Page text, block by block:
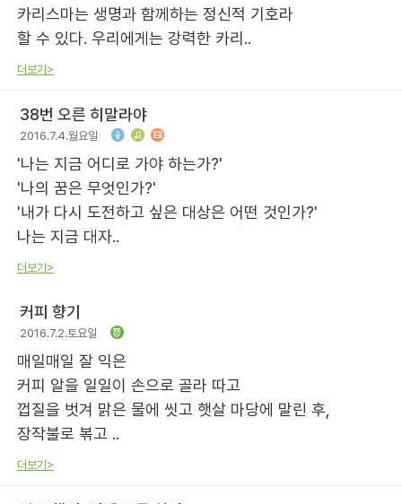
카리스마는 생명과 함께하는 정신적 기호라
할 수 있다. 우리에게는 강력한 카리..
더보기>
38번 오른 히말라야
2016.7.4.월요일
'나는 지금 어디로 가야 하는가?'
'나의 꿈은 무엇인가?'
'내가 다시 도전하고 싶은 대상은 어떤 것인가?'
나는 지금 대자..
더보기>
커피 향기
2016.7.2.토요일
매일매일 잘 익은
커피 알을 일일이 손으로 골라 따고
껍질을 벗겨 맑은 물에 씻고 햇살 마당에 말린 후,
장작불로 볶고 ..
더보기>